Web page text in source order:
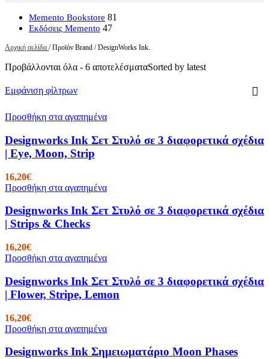
Memento Bookstore 81
Εκδόσεις Memento 47
Αρχική σελίδα / Προϊόν Brand / DesignWorks Ink.
Προβάλλονται όλα - 6 αποτελέσματαSorted by latest
Εμφάνιση φίλτρων
Προσθήκη στα αγαπημένα
Designworks Ink Σετ Στυλό σε 3 διαφορετικά σχέδια
| Eye, Moon, Strip
16,20€
Προσθήκη στα αγαπημένα
Designworks Ink Σετ Στυλό σε 3 διαφορετικά σχέδια
| Strips & Checks
16,20€
Προσθήκη στα αγαπημένα
Designworks Ink Σετ Στυλό σε 3 διαφορετικά σχέδια
| Flower, Stripe, Lemon
16,20€
Προσθήκη στα αγαπημένα
Designworks Ink Σημειωματάριο Moon Phases